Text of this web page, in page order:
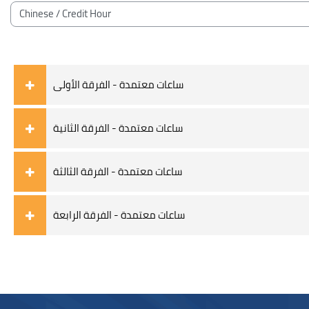
Категории курсов
ساعات معتمدة - الفرقة الأولى
ساعات معتمدة - الفرقة الثانية
ساعات معتمدة - الفرقة الثالثة
ساعات معتمدة - الفرقة الرابعة
Блоки